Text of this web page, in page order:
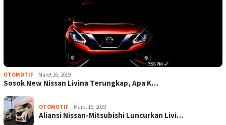
OTOMOTIF Maret 16, 2019
Sosok New Nissan Livina Terungkap, Apa K…
OTOMOTIF Maret 16, 2019
Aliansi Nissan-Mitsubishi Luncurkan Livi…